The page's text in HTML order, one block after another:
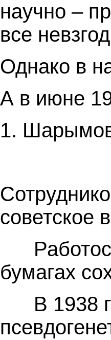
научно –
все
Однако в
А в июне
1.
советское
бумагах
В 1938